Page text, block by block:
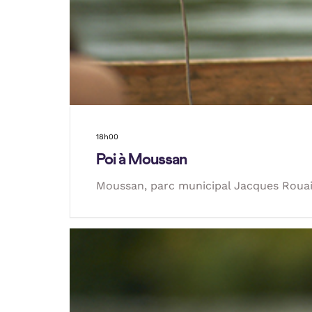
18h00
Poi à Moussan
Moussan, parc municipal Jacques